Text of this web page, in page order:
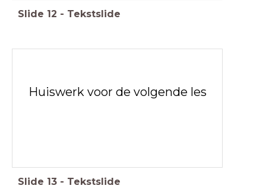
Slide 12 - Tekstslide
Huiswerk voor de volgende les
Slide 13 - Tekstslide